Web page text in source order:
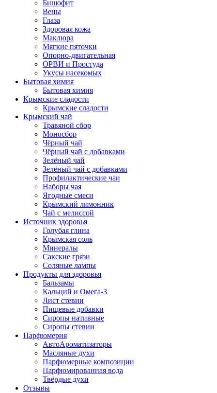
Бишофит
Вены
Глаза
Здоровая кожа
Маклюра
Мягкие пяточки
Опорно-двигательная
ОРВИ и Простуда
Укусы насекомых
Бытовая химия
Бытовая химия
Крымские сладости
Крымские сладости
Крымский чай
Травяной сбор
Моносбор
Чёрный чай
Чёрный чай с добавками
Зелёный чай
Зелёный чай с добавками
Профилактические чаи
Наборы чая
Ягодные смеси
Крымский лимонник
Чай с мелиссой
Источник здоровья
Голубая глина
Крымская соль
Минералы
Сакские грязи
Соляные лампы
Продукты для здоровья
Бальзамы
Кальций и Омега-3
Лист стевии
Пищевые добавки
Сиропы нативные
Сиропы стевии
Парфюмерия
АвтоАроматизаторы
Масляные духи
Парфюмерные композиции
Парфюмированная вода
Твёрдые духи
Отзывы